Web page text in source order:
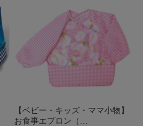
【ベビー・キッズ・ママ小物】
お食事エプロン（…